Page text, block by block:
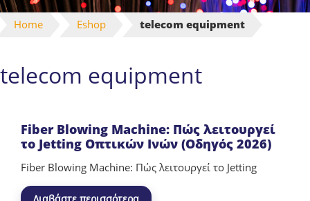
Home Eshop telecom equipment
telecom equipment
Fiber Blowing Machine: Πώς λειτουργεί
το Jetting Οπτικών Ινών (Οδηγός 2026)
Fiber Blowing Machine: Πώς λειτουργεί το Jetting